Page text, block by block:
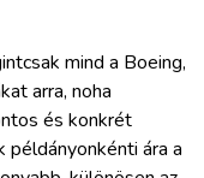
mind a Boeing,
arra, noha
és konkrét
ára a